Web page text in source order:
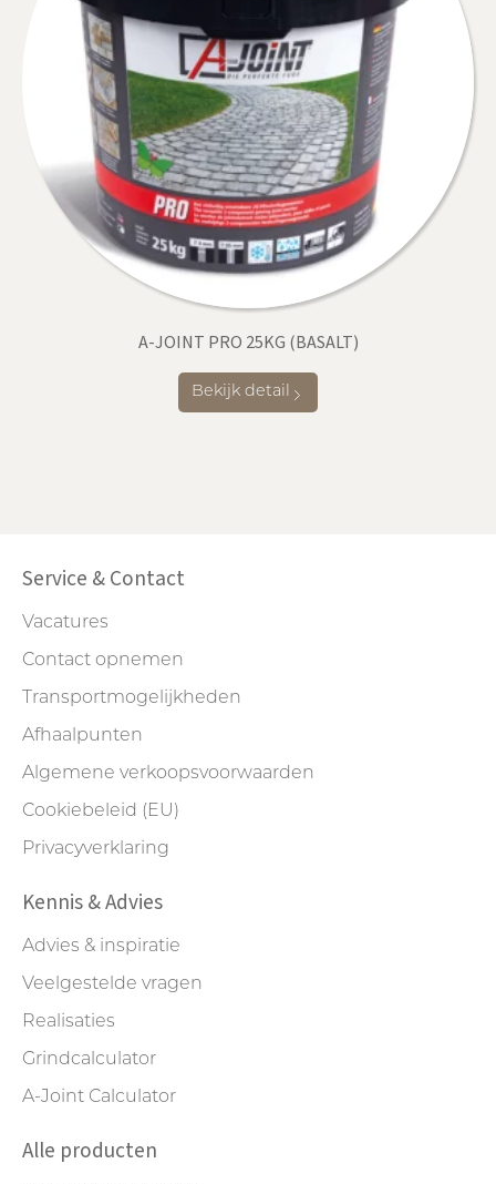
A-JOINT PRO 25KG (BASALT)
Bekijk detail
Service & Contact
Vacatures
Contact opnemen
Transportmogelijkheden
Afhaalpunten
Algemene verkoopsvoorwaarden
Cookiebeleid (EU)
Privacyverklaring
Kennis & Advies
Advies & inspiratie
Veelgestelde vragen
Realisaties
Grindcalculator
A-Joint Calculator
Alle producten